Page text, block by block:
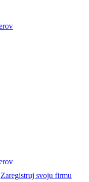
Zaregistruj svoju firmu